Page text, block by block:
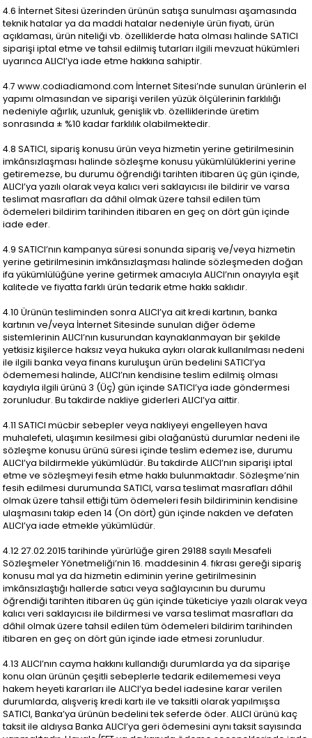
4.6 İnternet Sitesi üzerinden ürünün satışa sunulması aşamasında
teknik hatalar ya da maddi hatalar nedeniyle ürün fiyatı, ürün
açıklaması, ürün niteliği vb. özelliklerde hata olması halinde SATICI
siparişi iptal etme ve tahsil edilmiş tutarları ilgili mevzuat hükümleri
uyarınca ALICI’ya iade etme hakkına sahiptir.
4.7 www.codiadiamond.com İnternet Sitesi’nde sunulan ürünlerin el
yapımı olmasından ve siparişi verilen yüzük ölçülerinin farklılığı
nedeniyle ağırlık, uzunluk, genişlik vb. özelliklerinde üretim
sonrasında ± %10 kadar farklılık olabilmektedir.
4.8 SATICI, sipariş konusu ürün veya hizmetin yerine getirilmesinin
imkânsızlaşması halinde sözleşme konusu yükümlülüklerini yerine
getiremezse, bu durumu öğrendiği tarihten itibaren üç gün içinde,
ALICI’ya yazılı olarak veya kalıcı veri saklayıcısı ile bildirir ve varsa
teslimat masrafları da dâhil olmak üzere tahsil edilen tüm
ödemeleri bildirim tarihinden itibaren en geç on dört gün içinde
iade eder.
4.9 SATICI’nın kampanya süresi sonunda sipariş ve/veya hizmetin
yerine getirilmesinin imkânsızlaşması halinde sözleşmeden doğan
ifa yükümlülüğüne yerine getirmek amacıyla ALICI’nın onayıyla eşit
kalitede ve fiyatta farklı ürün tedarik etme hakkı saklıdır.
4.10 Ürünün tesliminden sonra ALICI’ya ait kredi kartının, banka
kartının ve/veya İnternet Sitesinde sunulan diğer ödeme
sistemlerinin ALICI’nın kusurundan kaynaklanmayan bir şekilde
yetkisiz kişilerce haksız veya hukuka aykırı olarak kullanılması nedeni
ile ilgili banka veya finans kuruluşun ürün bedelini SATICI’ya
ödememesi halinde, ALICI’nın kendisine teslim edilmiş olması
kaydıyla ilgili ürünü 3 (Üç) gün içinde SATICI’ya iade göndermesi
zorunludur. Bu takdirde nakliye giderleri ALICI’ya aittir.
4.11 SATICI mücbir sebepler veya nakliyeyi engelleyen hava
muhalefeti, ulaşımın kesilmesi gibi olağanüstü durumlar nedeni ile
sözleşme konusu ürünü süresi içinde teslim edemez ise, durumu
ALICI’ya bildirmekle yükümlüdür. Bu takdirde ALICI’nın siparişi iptal
etme ve sözleşmeyi fesih etme hakkı bulunmaktadır. Sözleşme’nin
fesih edilmesi durumunda SATICI, varsa teslimat masrafları dâhil
olmak üzere tahsil ettiği tüm ödemeleri fesih bildiriminin kendisine
ulaşmasını takip eden 14 (On dört) gün içinde nakden ve defaten
ALICI’ya iade etmekle yükümlüdür.
4.12 27.02.2015 tarihinde yürürlüğe giren 29188 sayılı Mesafeli
Sözleşmeler Yönetmeliği’nin 16. maddesinin 4. fıkrası gereği sipariş
konusu mal ya da hizmetin ediminin yerine getirilmesinin
imkânsızlaştığı hallerde satıcı veya sağlayıcının bu durumu
öğrendiği tarihten itibaren üç gün içinde tüketiciye yazılı olarak veya
kalıcı veri saklayıcısı ile bildirmesi ve varsa teslimat masrafları da
dâhil olmak üzere tahsil edilen tüm ödemeleri bildirim tarihinden
itibaren en geç on dört gün içinde iade etmesi zorunludur.
4.13 ALICI’nın cayma hakkını kullandığı durumlarda ya da siparişe
konu olan ürünün çeşitli sebeplerle tedarik edilememesi veya
hakem heyeti kararları ile ALICI’ya bedel iadesine karar verilen
durumlarda, alışveriş kredi kartı ile ve taksitli olarak yapılmışsa
SATICI, Banka’ya ürünün bedelini tek seferde öder. ALICI ürünü kaç
taksit ile aldıysa Banka ALICI’ya geri ödemesini aynı taksit sayısında